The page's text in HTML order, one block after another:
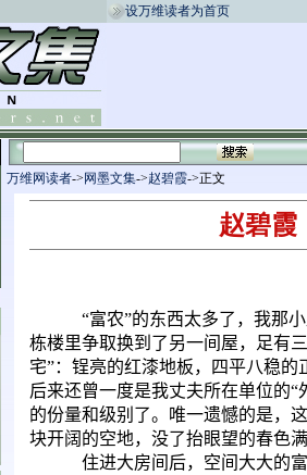
设万维读者为首页
万维网读者-> 网墨文集->赵碧霞->正文
赵碧霞
“富农”的东西太多了，我那
栋楼里争取换到了另一间屋，足有
宅”：锃亮的红漆地板，四平八稳
后来还曾一度是我丈夫所在单位的
的份量和级别了。唯一遗憾的是，
块开阔的空地，没了抬眼望的春色
住进大房间后，空间大大的